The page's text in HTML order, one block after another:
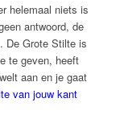
helemaal niets is
antwoord, de
De Grote Stilte is
te geven, heeft
aan en je gaat
van jouw kant